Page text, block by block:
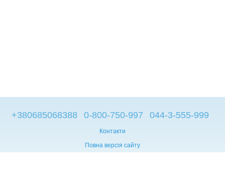
+380685068388 0-800-750-997 044-3-555-999
Контакти
Повна версія сайту